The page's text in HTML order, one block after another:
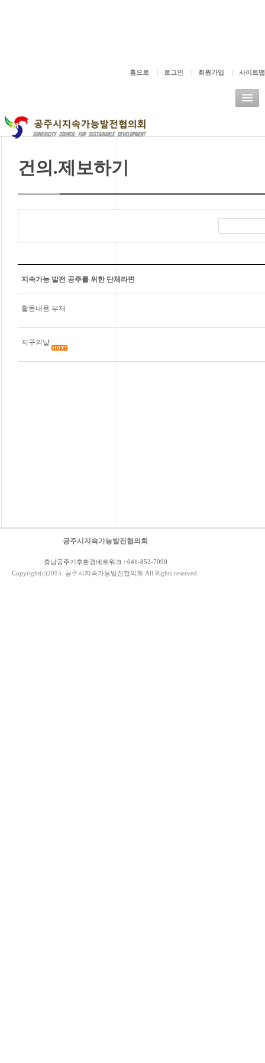
홈으로 | 로그인 | 회원가입 | 사이트맵
건의.제보하기
지속가능 발전 공주를 위한 단체라면
활동내용 부재
지구의날
공주시지속가능발전협의회
충남공주기후환경네트워크 : 041-852-7090
Copyright(c)2015. 공주시지속가능발전협의회 All Rights reserved.